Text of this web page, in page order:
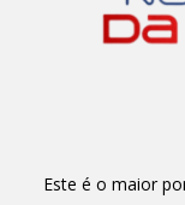
Este é o maior